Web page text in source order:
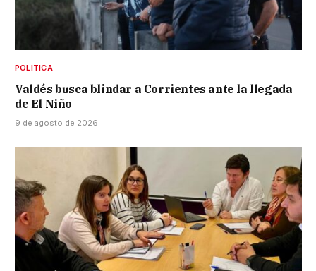
POLÍTICA
Valdés busca blindar a Corrientes ante la llegada
de El Niño
9 de agosto de 2026